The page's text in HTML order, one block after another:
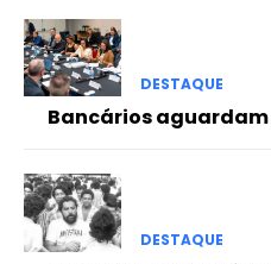
DESTAQUE
Bancários aguardam
DESTAQUE